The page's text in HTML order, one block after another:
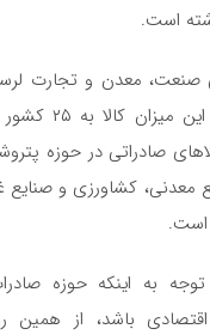
صنعت، معدن و تجارت
کرد: در سال جاری
صادراتی در حوزه
معدنی، کشاورزی و صنایع
است.
به اینکه حوزه
باشد، از همین